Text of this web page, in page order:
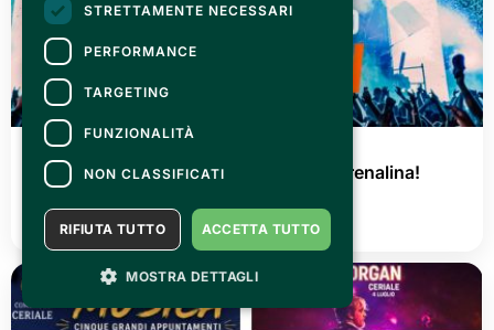
GIOVEDÌ 02 LUGLIO 2026
AGRISHOW 2026: tre giorni di pura adrenalina!
LEGGI TUTTO
STRETTAMENTE NECESSARI
PERFORMANCE
TARGETING
FUNZIONALITÀ
NON CLASSIFICATI
ACCETTA TUTTO
RIFIUTA TUTTO
MOSTRA DETTAGLI